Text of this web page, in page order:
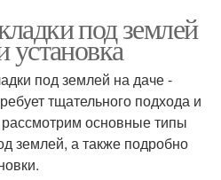
под землей
установка
под землей на даче -
тщательного подхода и
основные типы
землей, а также подробно